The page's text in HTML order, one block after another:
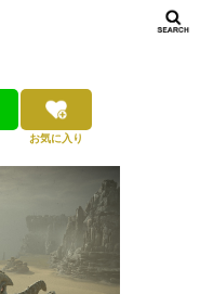
お気に入り